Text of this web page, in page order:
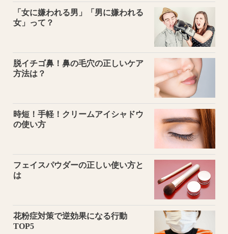
「女に嫌われる男」「男に嫌われる
女」って？
脱イチゴ鼻！鼻の毛穴の正しいケア
方法は？
時短！手軽！クリームアイシャドウ
の使い方
フェイスパウダーの正しい使い方と
は
花粉症対策で逆効果になる行動
TOP5